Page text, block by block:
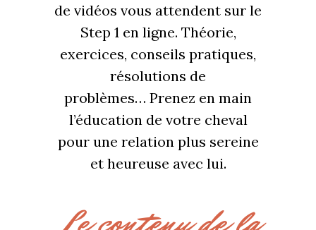
de vidéos vous attendent sur le
Step 1 en ligne. Théorie,
exercices, conseils pratiques,
résolutions de
problèmes… Prenez en main
l’éducation de votre cheval
pour une relation plus sereine
et heureuse avec lui.